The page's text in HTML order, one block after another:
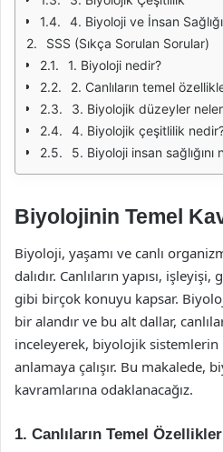
4. Biyoloji ve İnsan Sağlığı
SSS (Sıkça Sorulan Sorular)
1. Biyoloji nedir?
2. Canlıların temel
3. Biyolojik düzeyler
4. Biyolojik çeşitlilik
5. Biyoloji insan sağlığını
Biyolojinin Temel
Biyoloji, yaşamı ve canlı
dalıdır. Canlıların yapısı,
gibi birçok konuyu kapsar.
bir alandır ve bu alt dallar,
inceleyerek, biyolojik sistemlerin
anlamaya çalışır. Bu makalede,
kavramlarına odaklanacağız.
1. Canlıların Temel